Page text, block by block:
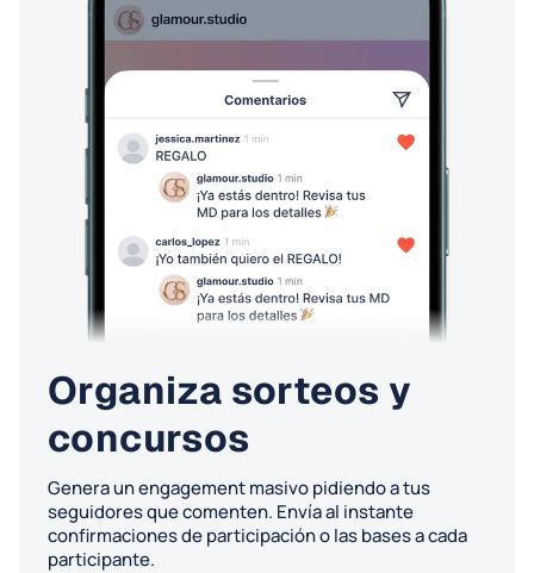
Organiza sorteos y
concursos
Genera un engagement masivo pidiendo a tus
seguidores que comenten. Envía al instante
confirmaciones de participación o las bases a cada
participante.